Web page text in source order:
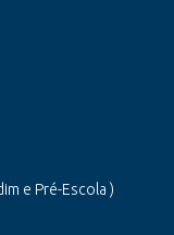
e Pré-Escola )